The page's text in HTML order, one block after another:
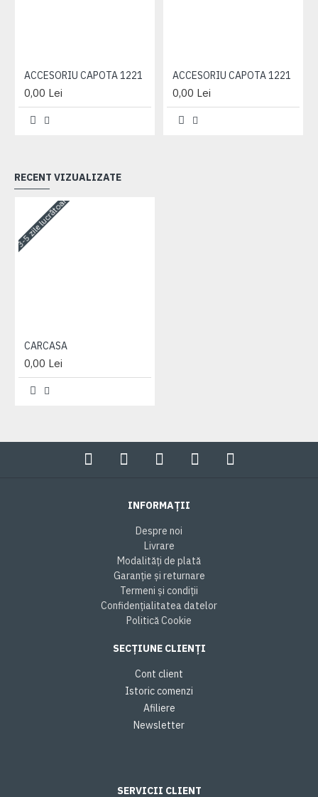
ACCESORIU CAPOTA 1221
0,00 Lei
ACCESORIU CAPOTA 1221
0,00 Lei
RECENT VIZUALIZATE
3-5 zile lucrătoare
CARCASA
0,00 Lei
INFORMAȚII
Despre noi
Livrare
Modalități de plată
Garanție și returnare
Termeni și condiții
Confidențialitatea datelor
Politică Cookie
SECȚIUNE CLIENȚI
Cont client
Istoric comenzi
Afiliere
Newsletter
SERVICII CLIENT